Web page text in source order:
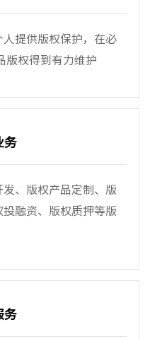
提供版权保护，在必
版权得到有力维护
务
、版权产品定制、版
融资、版权质押等版
务